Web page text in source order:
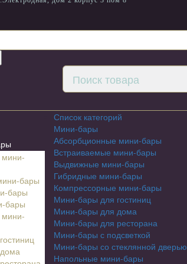
бары
бары
бары
Список категорий
Мини-бары
Абсорбционные мини-бары
Встраиваемые мини-бары
Выдвижные мини-бары
Гибридные мини-бары
Компрессорные мини-бары
Мини-бары для гостиниц
Мини-бары для дома
Мини-бары для ресторана
Мини-бары с подсветкой
Мини-бары со стеклянной дверью
Напольные мини-бары